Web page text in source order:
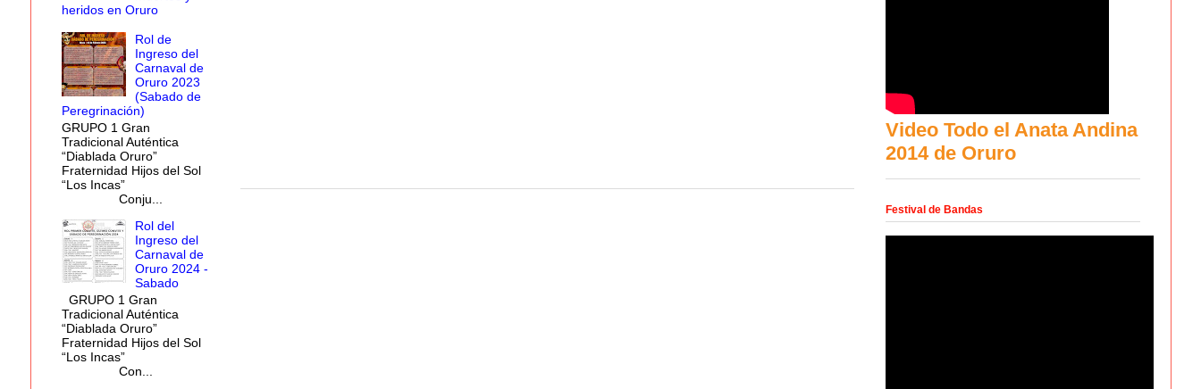
heridos en Oruro
Rol de
Ingreso del
Carnaval de
Oruro 2023
(Sabado de
Peregrinación)
GRUPO 1 Gran
Tradicional Auténtica
“Diablada Oruro”
Fraternidad Hijos del Sol
“Los Incas”
Conju...
Rol del
Ingreso del
Carnaval de
Oruro 2024 -
Sabado
GRUPO 1 Gran
Tradicional Auténtica
“Diablada Oruro”
Fraternidad Hijos del Sol
“Los Incas”
Con...
Video Todo el Anata Andina
2014 de Oruro
Festival de Bandas